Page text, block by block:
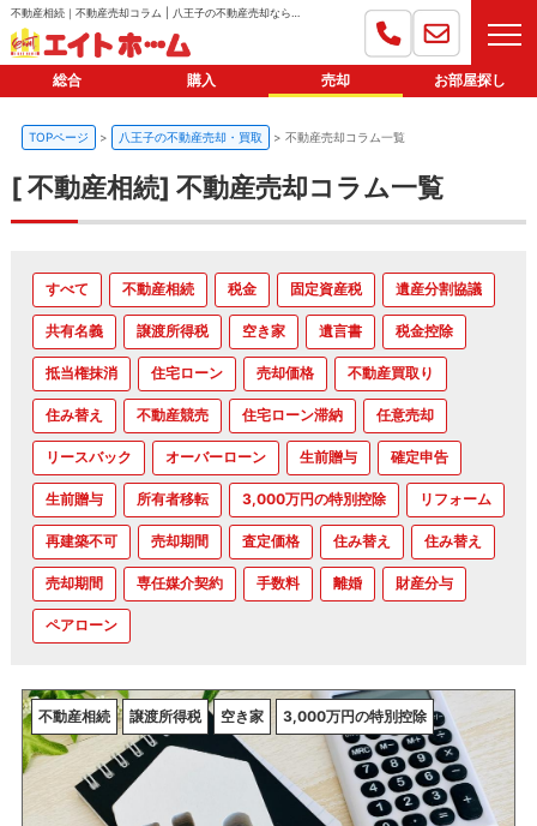
総合 購入 売却 お部屋探し
TOPページ 八王子の不動産売却・買取 不動産売却コラム一覧
[ 不動産相続] 不動産売却コラム一覧
すべて 不動産相続 税金 固定資産税 遺産分割協議
共有名義 譲渡所得税 空き家 遺言書 税金控除
抵当権抹消 住宅ローン 売却価格 不動産買取り
住み替え 不動産競売 住宅ローン滞納 任意売却
リースバック オーバーローン 生前贈与 確定申告
生前贈与 所有者移転 3,000万円の特別控除 リフォーム
再建築不可 売却期間 査定価格 住み替え 住み替え
売却期間 専任媒介契約 手数料 離婚 財産分与
ペアローン
不動産相続 譲渡所得税 空き家 3,000万円の特別控除